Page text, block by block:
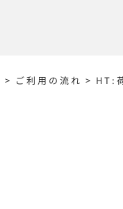
> ご利用の流れ > HT: